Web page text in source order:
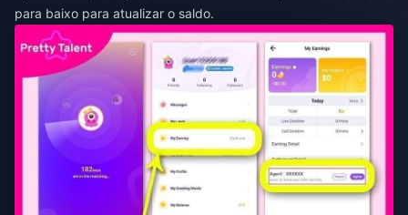
para baixo para atualizar o saldo.